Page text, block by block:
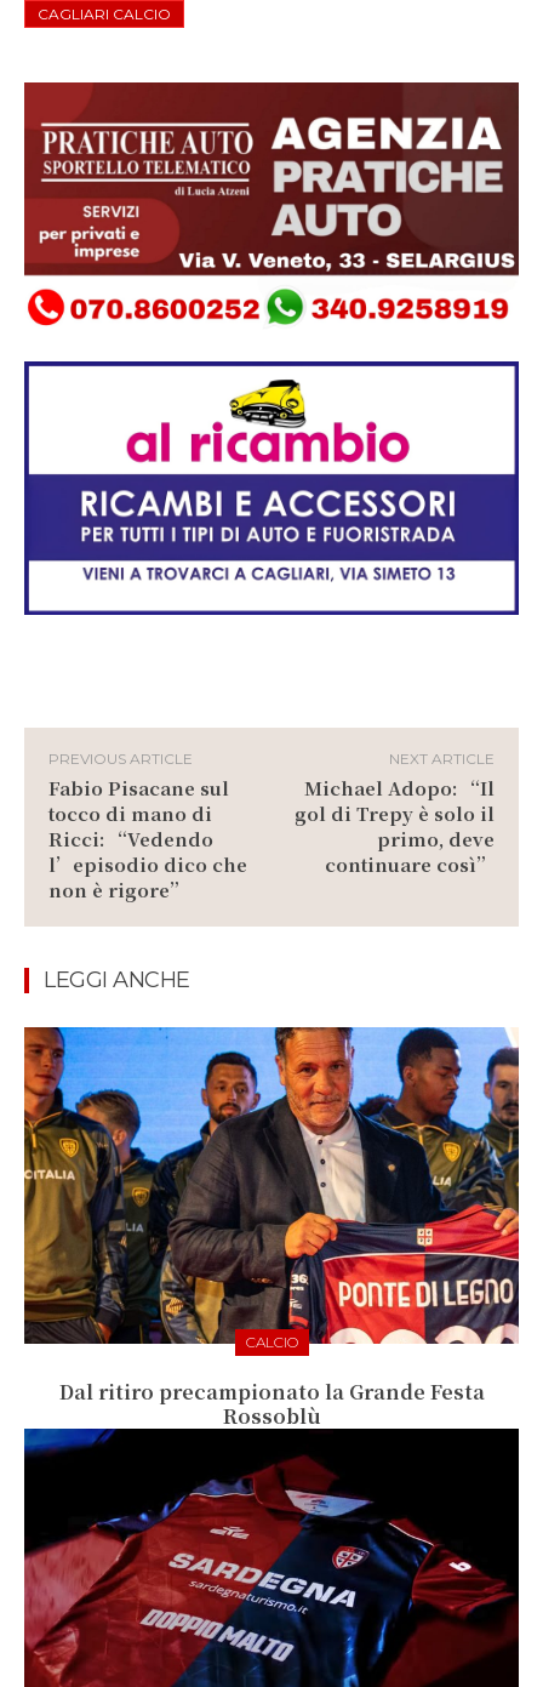
CAGLIARI CALCIO
PREVIOUS ARTICLE
Fabio Pisacane sul
tocco di mano di
Ricci: “Vedendo
l’episodio dico che
non è rigore”
NEXT ARTICLE
Michael Adopo: “Il
gol di Trepy è solo il
primo, deve
continuare così”
LEGGI ANCHE
CALCIO
Dal ritiro precampionato la Grande Festa
Rossoblù